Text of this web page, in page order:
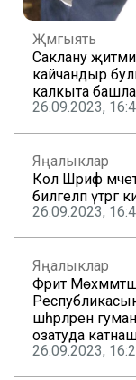
Җәмгыять
Саклану
кайчандыр
калкыта
26.09.2023,
Яңалыклар
Кол Шәриф
билгеләп үтәргә
26.09.2023,
Яңалыклар
Фәрит
шәһәрләренә
озатуда
26.09.2023,